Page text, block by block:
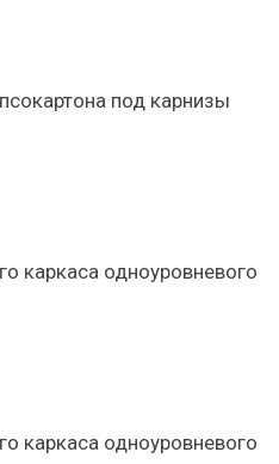
под карнизы
каркаса одноуровневого
каркаса одноуровневого